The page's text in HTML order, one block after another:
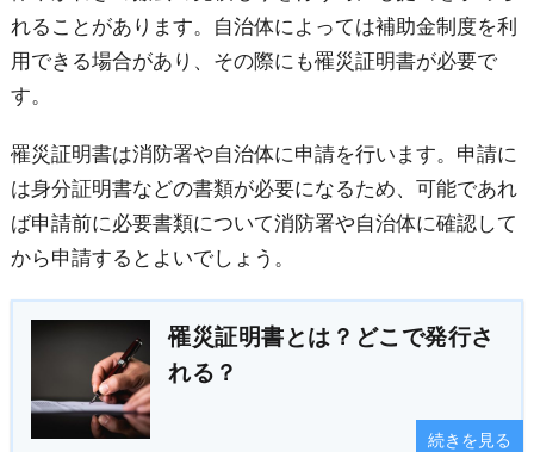
れることがあります。自治体によっては補助金制度を利
用できる場合があり、その際にも罹災証明書が必要で
す。
罹災証明書は消防署や自治体に申請を行います。申請に
は身分証明書などの書類が必要になるため、可能であれ
ば申請前に必要書類について消防署や自治体に確認して
から申請するとよいでしょう。
罹災証明書とは？どこで発行さ
れる？
続きを見る